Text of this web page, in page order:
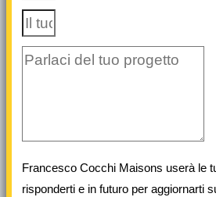
Francesco Cocchi Maisons userà le
risponderti e in futuro per aggiornarti